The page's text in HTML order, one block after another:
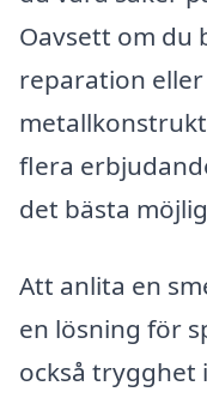
Oavsett om du
reparation
flera
det bästa
Att anlita en
en lösning för
också